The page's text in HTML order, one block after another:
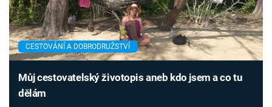
CESTOVÁNÍ A DOBRODRUŽSTVÍ
Můj cestovatelský životopis aneb kdo jsem a co tu
dělám